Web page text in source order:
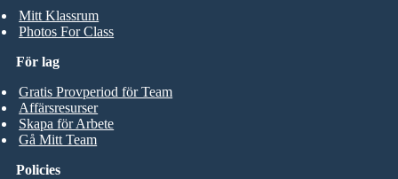
Mitt Klassrum
Photos For Class
För lag
Gratis Provperiod för Team
Affärsresurser
Skapa för Arbete
Gå Mitt Team
Policies